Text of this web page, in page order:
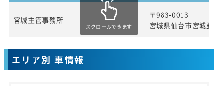
宮城主管事務所
〒983-0013
宮城県仙台市宮城野
スクロールできます
エリア別 車情報